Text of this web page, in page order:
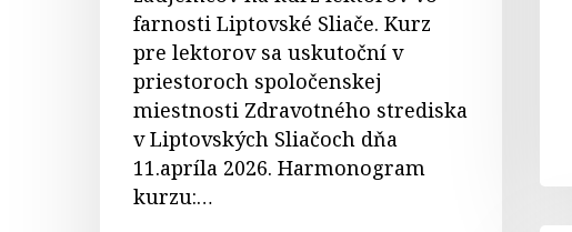
farnosti Liptovské Sliače. Kurz
pre lektorov sa uskutoční v
priestoroch spoločenskej
miestnosti Zdravotného strediska
v Liptovských Sliačoch dňa
11.apríla 2026. Harmonogram
kurzu:…